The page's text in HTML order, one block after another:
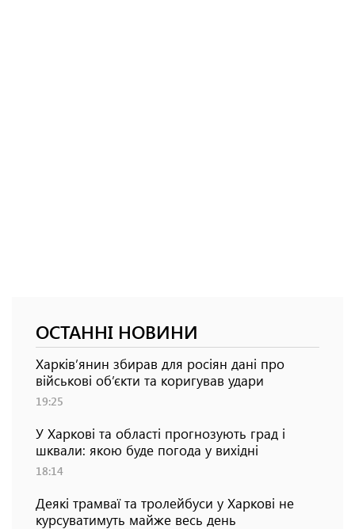
ОСТАННІ НОВИНИ
Харків’янин збирав для росіян дані про
військові об’єкти та коригував удари
19:25
У Харкові та області прогнозують град і
шквали: якою буде погода у вихідні
18:14
Деякі трамваї та тролейбуси у Харкові не
курсуватимуть майже весь день